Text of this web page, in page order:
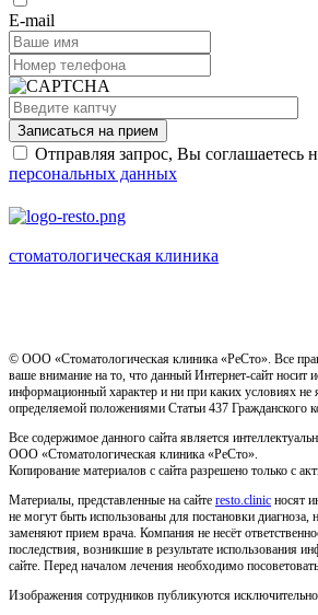
E-mail
Записаться на прием
Отправляя запрос, Вы соглашаетесь
персональных данных
стоматологическая клиника
© ООО «Стоматологическая клиника «РеСто». Все
ваше внимание на то, что данный Интернет-сайт носит
информационный характер и ни при каких условиях не
определяемой положениями Статьи 437 Гражданского
Все содержимое данного сайта является
ООО «Стоматологическая клиника «РеСто».
Копирование материалов с сайта разрешено только с
Материалы, представленные на сайте resto.clinic носят
не могут быть использованы для постановки диагноза,
заменяют прием врача. Компания не несёт
последствия, возникшие в результате использования
сайте. Перед началом лечения необходимо
Изображения сотрудников публикуются исключительно